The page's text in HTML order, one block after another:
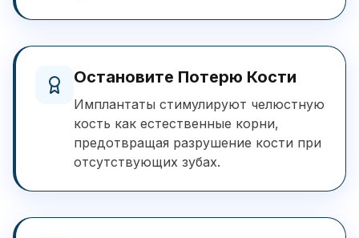
Остановите Потерю Кости
Имплантаты стимулируют челюстную
кость как естественные корни,
предотвращая разрушение кости при
отсутствующих зубах.